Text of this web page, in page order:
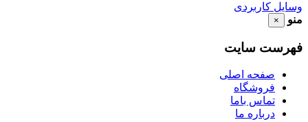
وسایل کاربردی
منو
×
فهرست سایت
صفحه اصلی
فروشگاه
تماس باما
درباره ما